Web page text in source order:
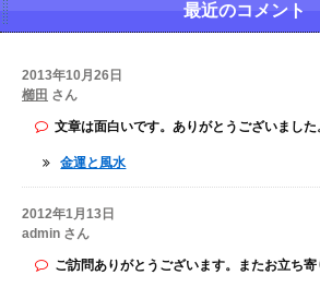
最近のコメント
2013年10月26日
櫛田 さん
文章は面白いです。ありがとうございました
金運と風水
2012年1月13日
admin さん
ご訪問ありがとうございます。またお立ち寄